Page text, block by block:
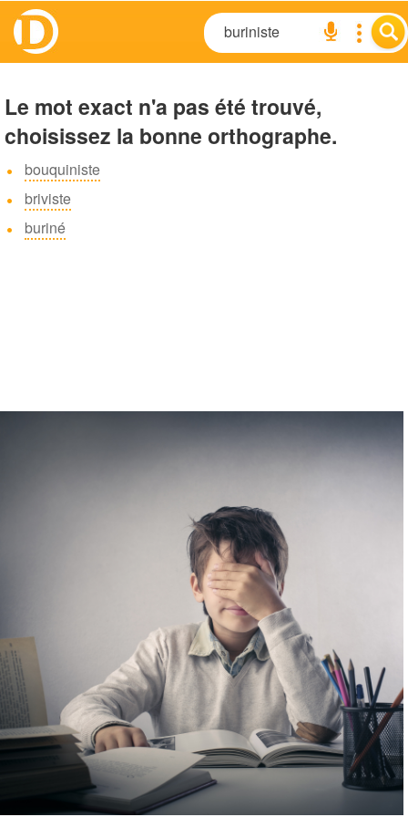
Le mot exact n'a pas été trouvé,
choisissez la bonne orthographe.
bouquiniste
briviste
buriné